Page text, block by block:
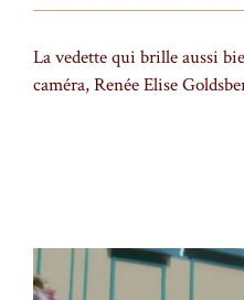
La vedette qui brille aussi
caméra, Renée Elise